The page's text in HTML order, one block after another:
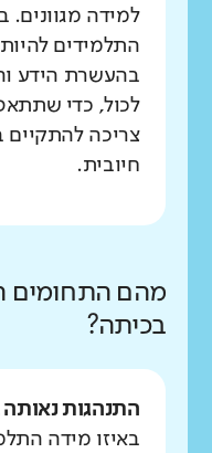
למידה מגוונים.
התלמידים
בהעשרת הידע
לכול, כדי
צריכה להתקיים
חיובית.
מהם התחומים
בכיתה?
התנהגות
באיזו מידה